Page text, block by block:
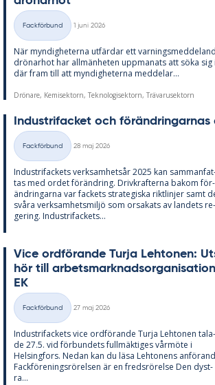
Kategorier
Fackförbund
1 juni 2026
När myn­dig­he­ter­na ut­fär­dar ett
drö­nar­hot har all­män­he­ten upp­ma­na­ts att söka sig
där fram till att myn­dig­he­ter­na med­de­lar...
Drönare, Kemisektorn, Teknologisektorn, Trävarusektorn
In­du­stri­fac­ket och för­änd­ring­ar­nas
Kategorier
Fackförbund
28 maj 2026
In­du­stri­fac­kets verk­sam­hets­år 2025 kan
tas med or­det för­änd­ring. Driv­kraf­ter­na bakom för­
änd­ring­ar­na var fac­kets stra­te­gis­ka rikt­lin­jer samt
svå­ra verk­sam­hets­miljö som or­sa­ka­ts av lan­dets re­
ge­ring. In­du­stri­fac­kets...
Vice ord­fö­ran­de Turja Lehto­nen:
hör till
EK
Kategorier
Fackförbund
27 maj 2026
In­du­stri­fac­kets vice ord­fö­ran­de Turja Lehto­nen ta­la­
de 27.5. vid för­bun­dets full­mäk­ti­ges vår­möte i
Helsing­fors. Ne­dan kan du läsa Lehto­nens
Fack­för­e­nings­rö­rel­sen är en freds­rö­rel­se Den dyst­
ra...